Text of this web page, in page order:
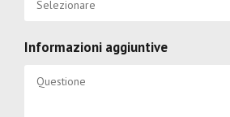
Informazioni aggiuntive